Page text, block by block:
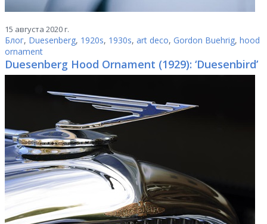
15 августа 2020 г.
Блог, Duesenberg, 1920s, 1930s, art deco, Gordon Buehrig, hood
ornament
Duesenberg Hood Ornament (1929): ‘Duesenbird’